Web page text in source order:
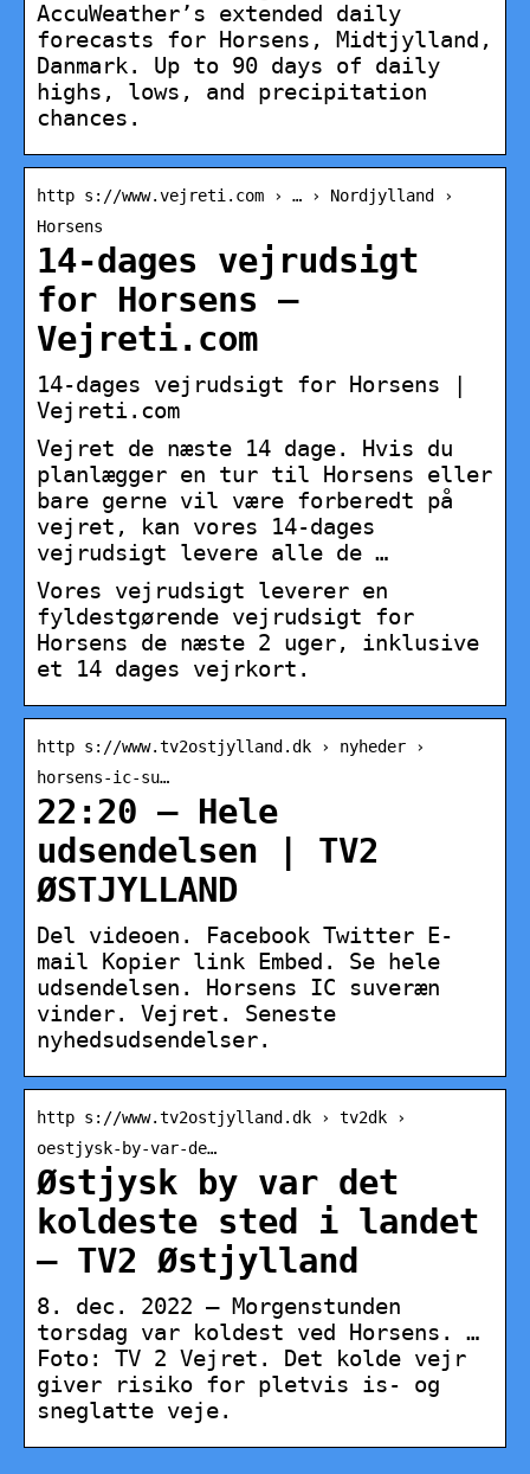
AccuWeather’s extended daily
forecasts for Horsens, Midtjylland,
Danmark. Up to 90 days of daily
highs, lows, and precipitation
chances.
http s://www.vejreti.com › … › Nordjylland ›
Horsens
14-dages vejrudsigt
for Horsens –
Vejreti.com
14-dages vejrudsigt for Horsens |
Vejreti.com
Vejret de næste 14 dage. Hvis du
planlægger en tur til Horsens eller
bare gerne vil være forberedt på
vejret, kan vores 14-dages
vejrudsigt levere alle de …
Vores vejrudsigt leverer en
fyldestgørende vejrudsigt for
Horsens de næste 2 uger, inklusive
et 14 dages vejrkort.
http s://www.tv2ostjylland.dk › nyheder ›
horsens-ic-su…
22:20 – Hele
udsendelsen | TV2
ØSTJYLLAND
Del videoen. Facebook Twitter E-
mail Kopier link Embed. Se hele
udsendelsen. Horsens IC suveræn
vinder. Vejret. Seneste
nyhedsudsendelser.
http s://www.tv2ostjylland.dk › tv2dk ›
oestjysk-by-var-de…
Østjysk by var det
koldeste sted i landet
– TV2 Østjylland
8. dec. 2022 — Morgenstunden
torsdag var koldest ved Horsens. …
Foto: TV 2 Vejret. Det kolde vejr
giver risiko for pletvis is- og
sneglatte veje.